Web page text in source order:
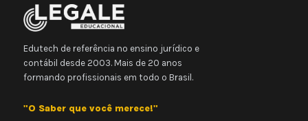
Edutech de referência no ensino jurídico e
contábil desde 2003. Mais de 20 anos
formando profissionais em todo o Brasil.
"O Saber que você merece!"